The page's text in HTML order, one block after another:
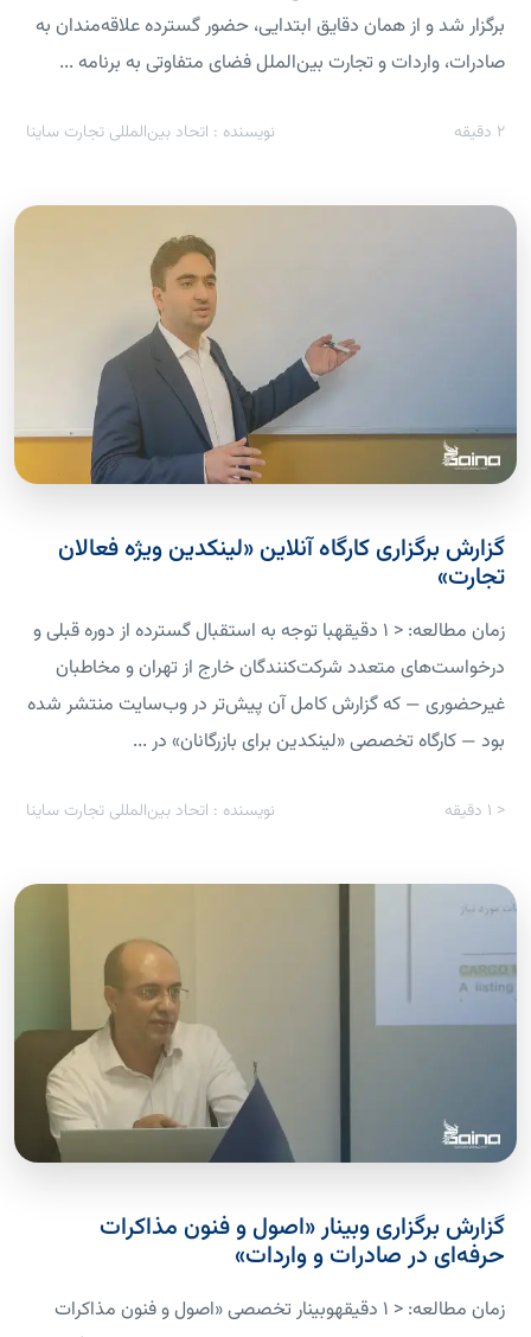
برگزار شد و از همان دقایق ابتدایی، حضور گسترده علاقه‌مندان به
صادرات، واردات و تجارت بین‌الملل فضای متفاوتی به برنامه ...
2 دقیقه نویسنده : اتحاد بین‌المللی تجارت ساینا
گزارش برگزاری کارگاه آنلاین «لینکدین ویژه فعالان
تجارت»
زمان مطالعه: < 1 دقیقهبا توجه به استقبال گسترده از دوره قبلی و
درخواست‌های متعدد شرکت‌کنندگان خارج از تهران و مخاطبان
غیرحضوری — که گزارش کامل آن پیش‌تر در وب‌سایت منتشر شده
بود — کارگاه تخصصی «لینکدین برای بازرگانان» در ...
< 1 دقیقه نویسنده : اتحاد بین‌المللی تجارت ساینا
گزارش برگزاری وبینار «اصول و فنون مذاکرات
حرفه‌ای در صادرات و واردات»
زمان مطالعه: < 1 دقیقهوبینار تخصصی «اصول و فنون مذاکرات